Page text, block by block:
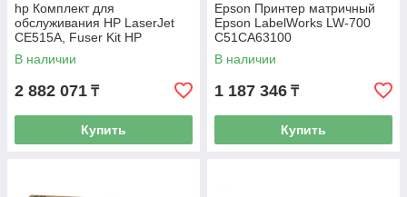
hp Комплект для
обслуживания HP LaserJet
CE515A, Fuser Kit HP
CE515A, 220 В
В наличии
2 882 071 ₸
Купить
Epson Принтер матричный
Epson LabelWorks LW-700
C51CA63100
В наличии
1 187 346 ₸
Купить